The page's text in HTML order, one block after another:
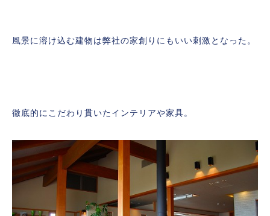
風景に溶け込む建物は弊社の家創りにもいい刺激となった。
徹底的にこだわり貫いたインテリアや家具。